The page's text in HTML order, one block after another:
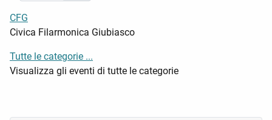
CFG
Civica Filarmonica Giubiasco
Tutte le categorie ...
Visualizza gli eventi di tutte le categorie